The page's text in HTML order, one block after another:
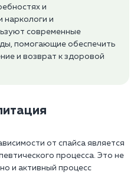
и
наркологи и
современные
помогающие обеспечить
и возврат к здоровой
от спайса является
процесса. Это не
и активный процесс